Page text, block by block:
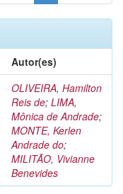
Autor(es)
OLIVEIRA, Hamilton
Reis de; LIMA,
Mônica de Andrade;
MONTE, Kerlen
Andrade do;
MILITÃO, Vivianne
Benevides